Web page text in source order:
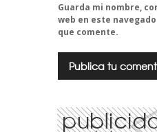
Guarda mi nombre,
web en este
que comente.